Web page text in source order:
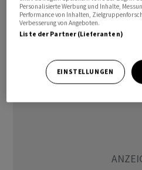
der von derSNBeingeleiteten
Prozent auf 210,6 Millionen
zurückzuführen,
Personalisierte Werbung und Inhalte,
Performance von Inhalten,
Verbesserung von Angeboten.
Liste der Partner (Lieferanten)
EINSTELLUNGEN